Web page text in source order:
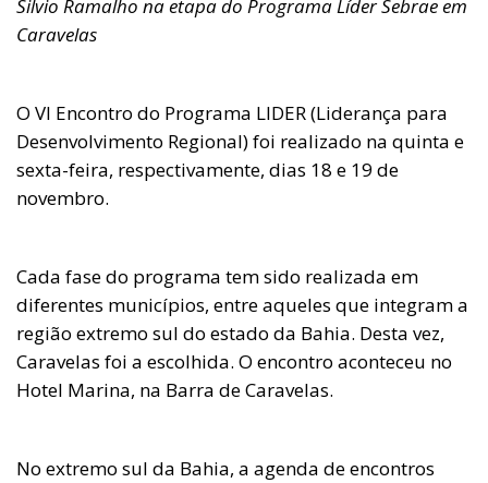
Silvio Ramalho na etapa do Programa Líder Sebrae em
Caravelas
O VI Encontro do Programa LIDER (Liderança para
Desenvolvimento Regional) foi realizado na quinta e
sexta-feira, respectivamente, dias 18 e 19 de
novembro.
Cada fase do programa tem sido realizada em
diferentes municípios, entre aqueles que integram a
região extremo sul do estado da Bahia. Desta vez,
Caravelas foi a escolhida. O encontro aconteceu no
Hotel Marina, na Barra de Caravelas.
No extremo sul da Bahia, a agenda de encontros